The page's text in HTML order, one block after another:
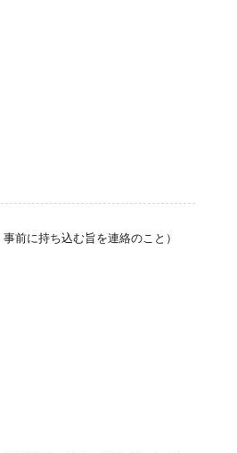
前に持ち込む旨を連絡のこと ）